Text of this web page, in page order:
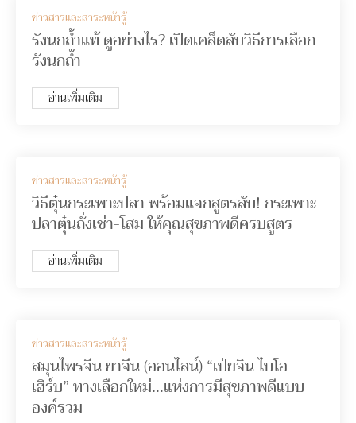
ข่าวสารและสาระหน้ารู้
รังนกถ้ำแท้ ดูอย่างไร? เปิดเคล็ดลับวิธีการเลือก
รังนกถ้ำ
อ่านเพิ่มเติม
ข่าวสารและสาระหน้ารู้
วิธีตุ๋นกระเพาะปลา พร้อมแจกสูตรลับ! กระเพาะ
ปลาตุ๋นถั่งเช่า-โสม ให้คุณสุขภาพดีครบสูตร
อ่านเพิ่มเติม
ข่าวสารและสาระหน้ารู้
สมุนไพรจีน ยาจีน (ออนไลน์) “เป่ยจิน ไบโอ-
เฮิร์บ” ทางเลือกใหม่…แห่งการมีสุขภาพดีแบบ
องค์รวม